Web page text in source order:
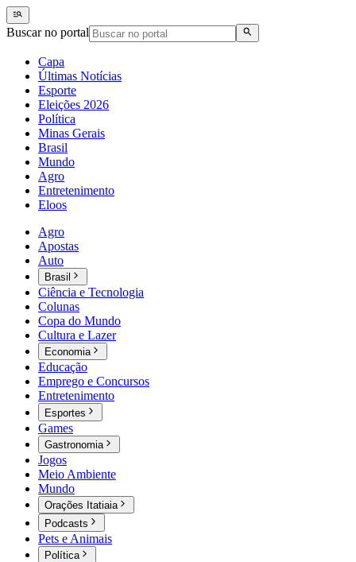
Buscar no portal
Capa
Últimas Notícias
Esporte
Eleições 2026
Política
Minas Gerais
Brasil
Mundo
Agro
Entretenimento
Eloos
Agro
Apostas
Auto
Brasil
Ciência e Tecnologia
Colunas
Copa do Mundo
Cultura e Lazer
Economia
Educação
Emprego e Concursos
Entretenimento
Esportes
Games
Gastronomia
Jogos
Meio Ambiente
Mundo
Orações Itatiaia
Podcasts
Pets e Animais
Política